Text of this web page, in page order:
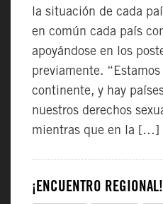
la situación de cada
en común cada país
apoyándose en los
previamente.
continente, y hay
nuestros derechos
mientras que en la […]
¡ENCUENTRO